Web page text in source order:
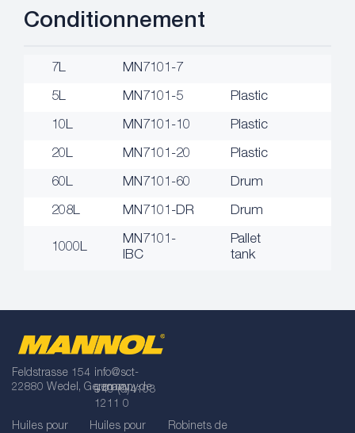
Conditionnement
7L MN7101-7
5L MN7101-5 Plastic
10L MN7101-10 Plastic
20L MN7101-20 Plastic
60L MN7101-60 Drum
208L MN7101-DR Drum
1000L
MN7101-
IBC
Pallet
tank
Feldstrasse 154
22880 Wedel, Germany
info@sct-
germany.de
+49 (0)4103
1211 0
Huiles pour
Huiles pour
Robinets de